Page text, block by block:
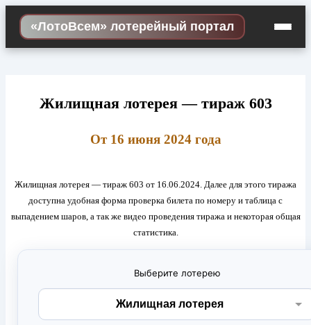
Skip
content
«ЛотоВсем» лотерейный портал
Жилищная лотерея — тираж 603
От 16 июня 2024 года
Жилищная лотерея — тираж 603 от 16.06.2024. Далее для этого тиража
доступна удобная форма проверка билета по номеру и таблица с
выпадением шаров, а так же видео проведения тиража и некоторая общая
статистика.
Выберите лотерею